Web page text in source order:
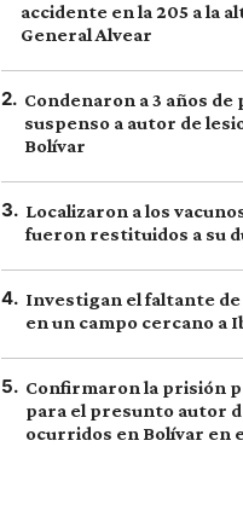
accidente en la 205 a la
General Alvear
2. Condenaron a 3 años de
suspenso a autor de
Bolívar
3. Localizaron a los
fueron restituidos a su
4. Investigan el faltante de
en un campo cercano a
5. Confirmaron la prisión
para el presunto autor
ocurridos en Bolívar en